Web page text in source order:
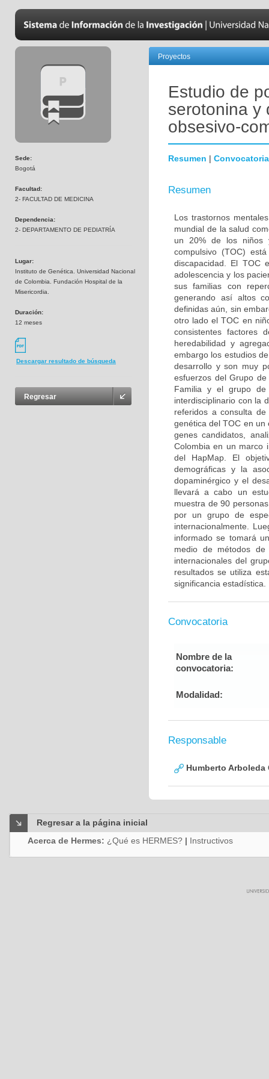
Sede:
Bogotá
Facultad:
2- FACULTAD DE MEDICINA
Dependencia:
2- DEPARTAMENTO DE PEDIATRÍA
Lugar:
Instituto de Genética. Universidad Nacional
de Colombia. Fundación Hospital de la
Misericordia.
Duración:
12 meses
Descargar resultado de búsqueda
Regresar
Proyectos
Estudio de
serotonina y
obsesivo-
Resumen | Convocatoria
Resumen
Los trastornos
mundial de la salud
un 20% de los niños
compulsivo (TOC)
discapacidad. El TOC
adolescencia y los
sus familias con
generando así altos
definidas aún, sin
otro lado el TOC en
consistentes factores
heredabilidad y
embargo los estudios
desarrollo y son muy
esfuerzos del Grupo
Familia y el grupo de
interdisciplinario con la
referidos a consulta
genética del TOC en un
genes candidatos,
Colombia en un marco
del HapMap. El
demográficas y la
dopaminérgico y el
llevará a cabo un
muestra de 90
por un grupo de
internacionalmente.
informado se tomará
medio de métodos de
internacionales del
resultados se utiliza
significancia estadística.
Convocatoria
Nombre de la
convocatoria:
Modalidad:
Responsable
Humberto Arboleda
Regresar a la página inicial
Acerca de Hermes: ¿Qué es HERMES? | Instructivos